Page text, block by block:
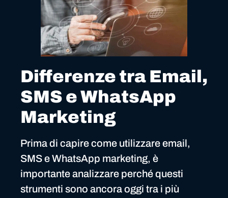
Differenze tra Email,
SMS e WhatsApp
Marketing
Prima di capire come utilizzare email,
SMS e WhatsApp marketing, è
importante analizzare perché questi
strumenti sono ancora oggi tra i più